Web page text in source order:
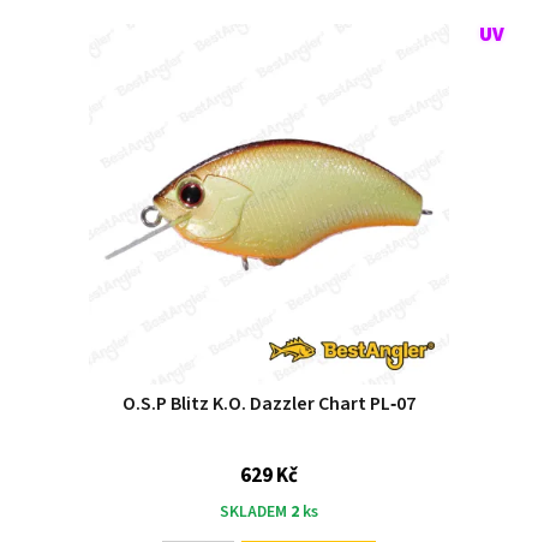
O.S.P Blitz K.O. Dazzler Chart PL‑07
629 Kč
SKLADEM 2 ks